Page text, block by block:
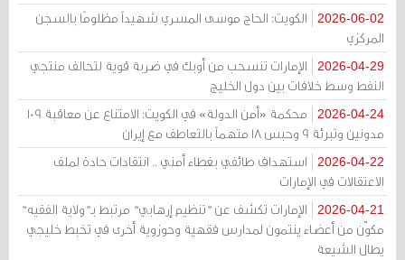
2026-06-02
الكويت: الحاج موسى المسري شهيداً مظلومًا بالسجن
المركزي
2026-04-29
الإمارات تنسحب من أوبك في ضربة قوية لتحالف منتجي
النفط وسط خلافات بين دول الخليج
2026-04-24
محكمة «أمن الدولة» في الكويت: الامتناع عن معاقبة 109
مدونين وتبرئة 9 وحبس 18 متهماً بالتعاطف مع إيران
2026-04-22
استهداف طائفي بغطاء أمني .. انتقادات حادة لملف
الاعتقالات في الإمارات
2026-04-21
الإمارات تكشف عن "تنظيم إرهابي" مرتبط بـ"ولاية الفقيه"
مكوّن من أعضاء ينتمون لمدارس فقهية وحوزوية أخرى في تخبط خليجي
يطال الشيعة